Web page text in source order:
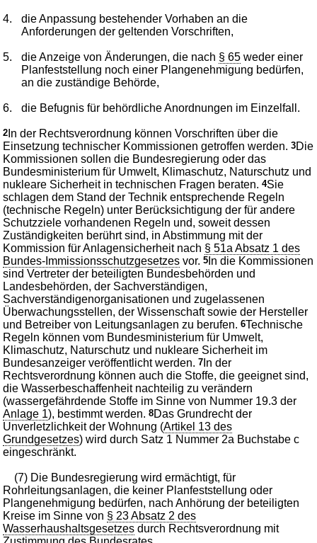
4.
die Anpassung bestehender Vorhaben an die
Anforderungen der geltenden Vorschriften,
5. die Anzeige von Änderungen, die nach § 65 weder einer
Planfeststellung noch einer Plangenehmigung bedürfen,
an die zuständige Behörde,
6. die Befugnis für behördliche Anordnungen im Einzelfall.
2 In der Rechtsverordnung können Vorschriften über die
Einsetzung technischer Kommissionen getroffen werden.3Die
Kommissionen sollen die Bundesregierung oder das
Bundesministerium für Umwelt, Klimaschutz, Naturschutz und
nukleare Sicherheit in technischen Fragen beraten.4Sie
schlagen dem Stand der Technik entsprechende Regeln
(technische Regeln) unter Berücksichtigung der für andere
Schutzziele vorhandenen Regeln und, soweit dessen
Zuständigkeiten berührt sind, in Abstimmung mit der
Kommission für Anlagensicherheit nach § 51a Absatz 1 des
Bundes-Immissionsschutzgesetzes vor.5 In die Kommissionen
sind Vertreter der beteiligten Bundesbehörden und
Landesbehörden, der Sachverständigen,
Sachverständigenorganisationen und zugelassenen
Überwachungsstellen, der Wissenschaft sowie der Hersteller
und Betreiber von Leitungsanlagen zu berufen.6Technische
Regeln können vom Bundesministerium für Umwelt,
Klimaschutz, Naturschutz und nukleare Sicherheit im
Bundesanzeiger veröffentlicht werden.7 In der
Rechtsverordnung können auch die Stoffe, die geeignet sind,
die Wasserbeschaffenheit nachteilig zu verändern
(wassergefährdende Stoffe im Sinne von Nummer 19.3 der
Anlage 1), bestimmt werden.8Das Grundrecht der
Unverletzlichkeit der Wohnung (Artikel 13 des
Grundgesetzes) wird durch Satz 1 Nummer 2a Buchstabe c
eingeschränkt.
(7) Die Bundesregierung wird ermächtigt, für
Rohrleitungsanlagen, die keiner Planfeststellung oder
Plangenehmigung bedürfen, nach Anhörung der beteiligten
Kreise im Sinne von § 23 Absatz 2 des
Wasserhaushaltsgesetzes durch Rechtsverordnung mit